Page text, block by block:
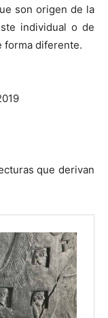
son origen de la
individual o de
forma diferente.
que derivan